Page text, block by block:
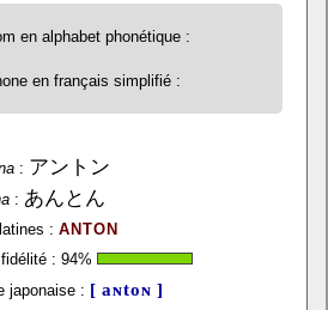
en alphabet phonétique :
en français simplifié :
: アントン
: あんとん
: ANTON
: 94%
japonaise : [ aɴtoɴ ]